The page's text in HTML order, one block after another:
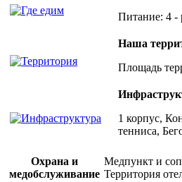
Питание: 4 -
Наша
Площадь
1 корпус,
тенниса,
Охрана и
медобслуживание
Медпункт и
Территория